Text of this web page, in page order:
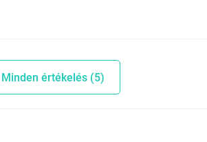
Minden értékelés (5)